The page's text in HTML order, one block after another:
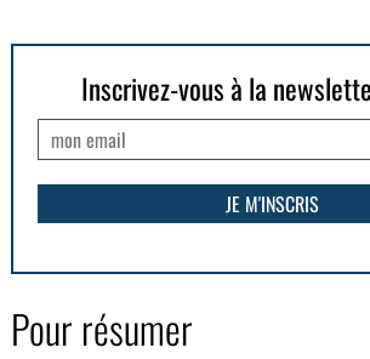
Inscrivez-vous à la
Pour résumer